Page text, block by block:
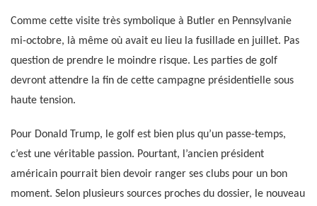
Comme cette visite très symbolique à Butler en Pennsylvanie
mi-octobre, là même où avait eu lieu la fusillade en juillet. Pas
question de prendre le moindre risque. Les parties de golf
devront attendre la fin de cette campagne présidentielle sous
haute tension.
Pour Donald Trump, le golf est bien plus qu’un passe-temps,
c’est une véritable passion. Pourtant, l’ancien président
américain pourrait bien devoir ranger ses clubs pour un bon
moment. Selon plusieurs sources proches du dossier, le nouveau